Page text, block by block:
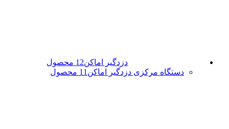
دزدگیر اماکن12 محصول
دستگاه مرکزی دزدگیر اماکن 11 محصول